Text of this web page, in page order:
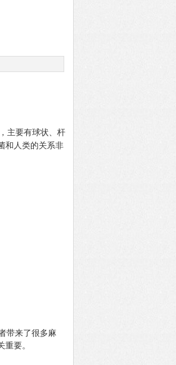
主要有球状、杆
和人类的关系非
带来了很多麻
重要。